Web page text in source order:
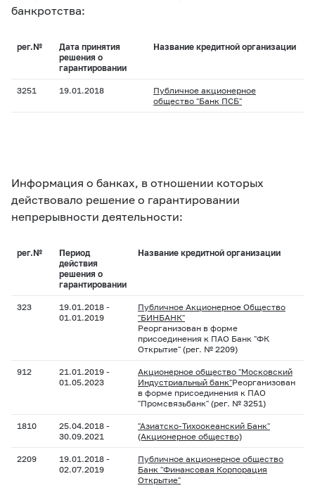
банкротства:
рег.№
Дата принятия
решения о
гарантировании
Название кредитной организации
3251 19.01.2018
Публичное акционерное
общество "Банк ПСБ"
Информация о банках, в отношении которых
действовало решение о гарантировании
непрерывности деятельности:
рег.№
Период
действия
решения о
гарантировании
Название кредитной организации
323
19.01.2018 -
01.01.2019
Публичное Акционерное Общество
"БИНБАНК"
Реорганизован в форме
присоединения к ПАО Банк "ФК
Открытие" (рег. № 2209)
912
21.01.2019 -
01.05.2023
Акционерное общество "Московский
Индустриальный банк"Реорганизован
в форме присоединения к ПАО
"Промсвязьбанк" (рег. № 3251)
1810
25.04.2018 -
30.09.2021
"Азиатско-Тихоокеанский Банк"
(Акционерное общество)
2209
19.01.2018 -
02.07.2019
Публичное акционерное общество
Банк "Финансовая Корпорация
Открытие"